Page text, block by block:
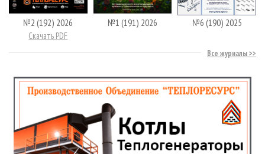
№2 (192) 2026
Скачать PDF
№1 (191) 2026 №6 (190) 2025
Все журналы